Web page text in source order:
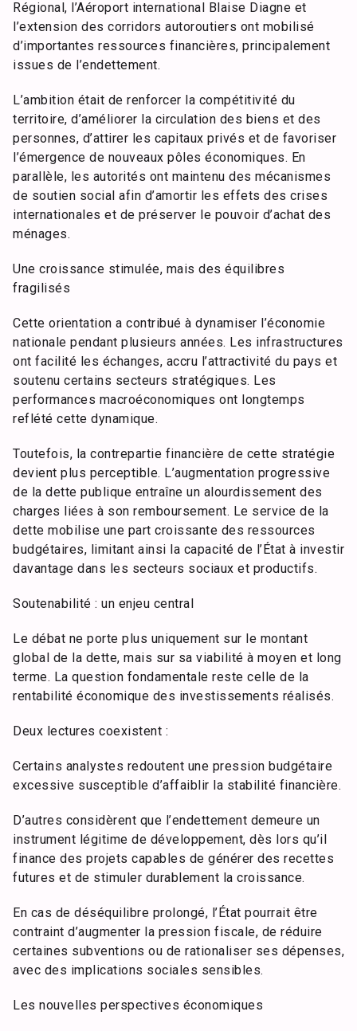
Régional, l’Aéroport international Blaise Diagne et
l’extension des corridors autoroutiers ont mobilisé
d’importantes ressources financières, principalement
issues de l’endettement.
L’ambition était de renforcer la compétitivité du
territoire, d’améliorer la circulation des biens et des
personnes, d’attirer les capitaux privés et de favoriser
l’émergence de nouveaux pôles économiques. En
parallèle, les autorités ont maintenu des mécanismes
de soutien social afin d’amortir les effets des crises
internationales et de préserver le pouvoir d’achat des
ménages.
Une croissance stimulée, mais des équilibres
fragilisés
Cette orientation a contribué à dynamiser l’économie
nationale pendant plusieurs années. Les infrastructures
ont facilité les échanges, accru l’attractivité du pays et
soutenu certains secteurs stratégiques. Les
performances macroéconomiques ont longtemps
reflété cette dynamique.
Toutefois, la contrepartie financière de cette stratégie
devient plus perceptible. L’augmentation progressive
de la dette publique entraîne un alourdissement des
charges liées à son remboursement. Le service de la
dette mobilise une part croissante des ressources
budgétaires, limitant ainsi la capacité de l’État à investir
davantage dans les secteurs sociaux et productifs.
Soutenabilité : un enjeu central
Le débat ne porte plus uniquement sur le montant
global de la dette, mais sur sa viabilité à moyen et long
terme. La question fondamentale reste celle de la
rentabilité économique des investissements réalisés.
Deux lectures coexistent :
Certains analystes redoutent une pression budgétaire
excessive susceptible d’affaiblir la stabilité financière.
D’autres considèrent que l’endettement demeure un
instrument légitime de développement, dès lors qu’il
finance des projets capables de générer des recettes
futures et de stimuler durablement la croissance.
En cas de déséquilibre prolongé, l’État pourrait être
contraint d’augmenter la pression fiscale, de réduire
certaines subventions ou de rationaliser ses dépenses,
avec des implications sociales sensibles.
Les nouvelles perspectives économiques